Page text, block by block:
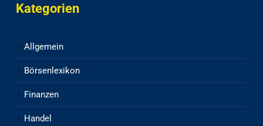
Kategorien
Allgemein
Börsenlexikon
Finanzen
Handel